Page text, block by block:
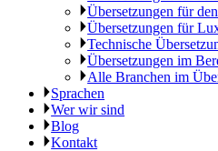
Übersetzungen für
Übersetzungen für
Technische
Übersetzungen im
Alle Branchen im
Sprachen
Wer wir sind
Blog
Kontakt